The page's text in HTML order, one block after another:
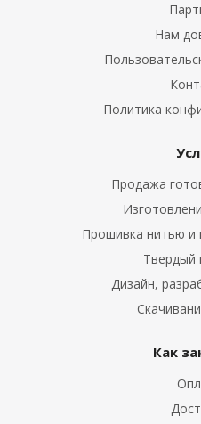
Нам
Политика
Продажа
Прошивка нитью и
Твердый
Дизайн,
Как